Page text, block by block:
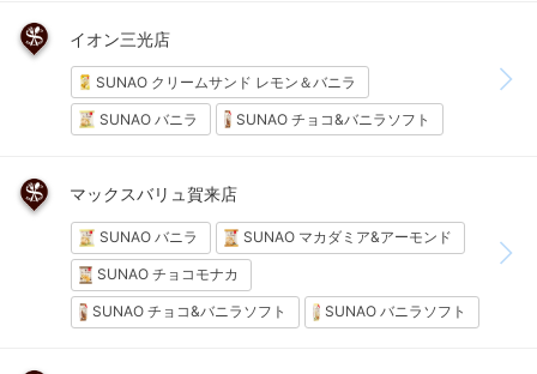
イオン三光店
SUNAO クリームサンド レモン＆バニラ
SUNAO バニラ SUNAO チョコ&バニラソフト
マックスバリュ賀来店
SUNAO バニラ SUNAO マカダミア&アーモンド
SUNAO チョコモナカ
SUNAO チョコ&バニラソフト SUNAO バニラソフト